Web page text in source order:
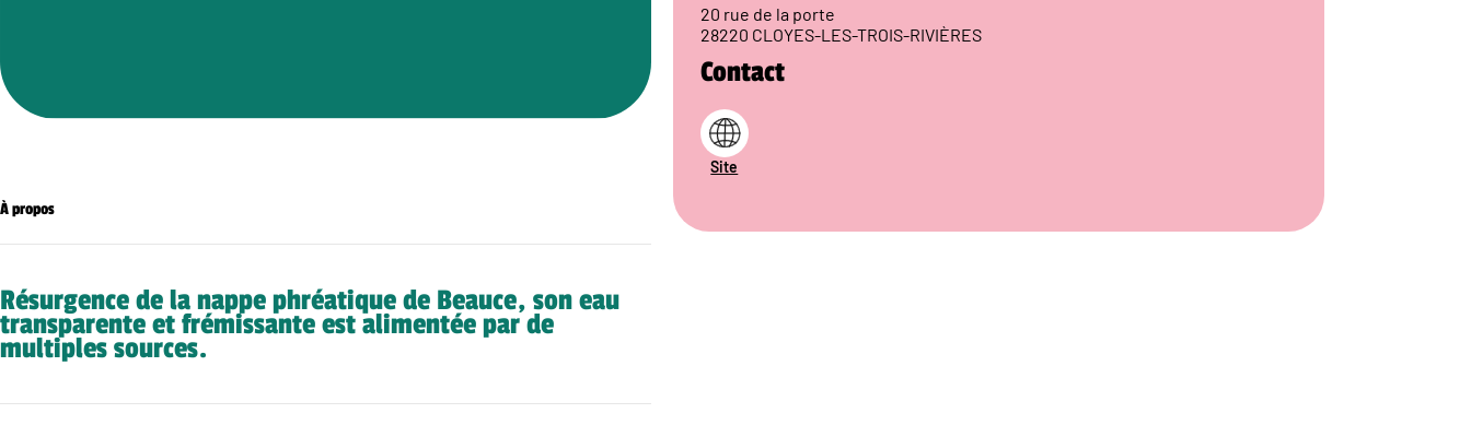
À propos
Résurgence de la nappe phréatique de Beauce, son eau
transparente et frémissante est alimentée par de
multiples sources.
20 rue de la porte
28220 CLOYES-LES-TROIS-RIVIÈRES
Contact
Site